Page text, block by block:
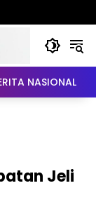
NASIONAL
Jeli